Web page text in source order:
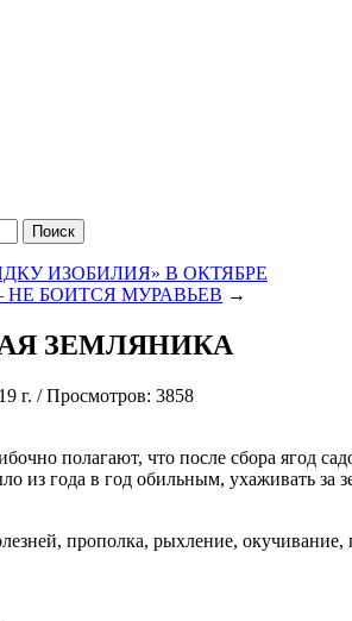
Поиск
ИЗОБИЛИЯ» В ОКТЯБРЕ
БОИТСЯ МУРАВЬЕВ →
ЗЕМЛЯНИКА
г. /Просмотров: 3858
полагают, что после сбора ягод
из года в год обильным, ухаживать за
прополка, рыхление,